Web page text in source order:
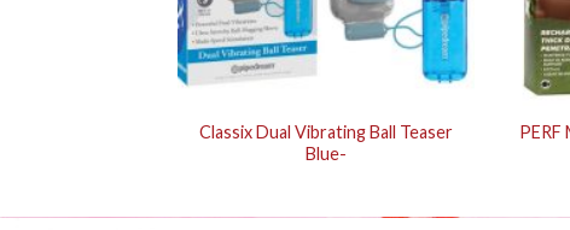
Classix Dual Vibrating Ball Teaser
Blue-
PERF